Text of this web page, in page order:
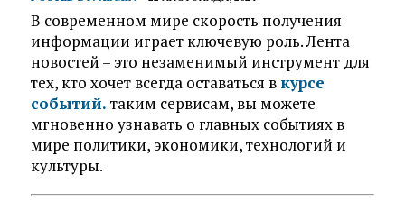
В современном мире скорость получения
информации играет ключевую роль. Лента
новостей – это незаменимый инструмент для
тех, кто хочет всегда оставаться в курсе
событий. таким сервисам, вы можете
мгновенно узнавать о главных событиях в
мире политики, экономики, технологий и
культуры.